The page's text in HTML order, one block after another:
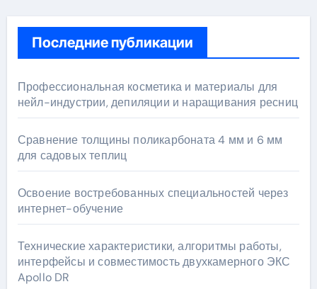
Последние публикации
Профессиональная косметика и материалы для
нейл-индустрии, депиляции и наращивания ресниц
Сравнение толщины поликарбоната 4 мм и 6 мм
для садовых теплиц
Освоение востребованных специальностей через
интернет-обучение
Технические характеристики, алгоритмы работы,
интерфейсы и совместимость двухкамерного ЭКС
Apollo DR